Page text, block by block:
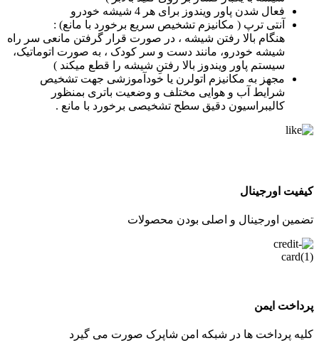
فعال شدن پاور ویندوز برای هر 4 شیشه خودرو
آنتی ترپ ( مکانیزم تشخیص سریع برخورد با مانع) :
هنگام بالا رفتن شیشه ، در صورت قرار گرفتن مانعی سر راه
شیشه خودرو، مانند دست و سر کودک ، به صورت اتوماتیک،
سیستم پاور ویندوز بالا رفتنِ شیشه را قطع میکند )
مجهز به مکانیزم اتولرن یا خودآموزشی جهت تشخیص
شرایط آب و هوایی مختلف و وضعیت باتری بمنظور
کالیبراسیون دقیق سطح تشخیصی برخورد با مانع .
کیفیت اورجینال
تضمین اورجینال و اصلی بودن محصولات
پرداخت ایمن
کلیه پرداخت ها در شبکه امن شاپرک صورت می گیرد